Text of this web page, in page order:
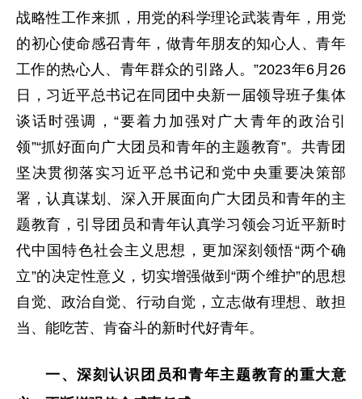
战略性工作来抓，用党的科学理论武装青年，用党
的初心使命感召青年，做青年朋友的知心人、青年
工作的热心人、青年群众的引路人。”2023年6月26
日，习近平总书记在同团中央新一届领导班子集体
谈话时强调，“要着力加强对广大青年的政治引
领”“抓好面向广大团员和青年的主题教育”。共青团
坚决贯彻落实习近平总书记和党中央重要决策部
署，认真谋划、深入开展面向广大团员和青年的主
题教育，引导团员和青年认真学习领会习近平新时
代中国特色社会主义思想，更加深刻领悟“两个确
立”的决定性意义，切实增强做到“两个维护”的思想
自觉、政治自觉、行动自觉，立志做有理想、敢担
当、能吃苦、肯奋斗的新时代好青年。
一、深刻认识团员和青年主题教育的重大意